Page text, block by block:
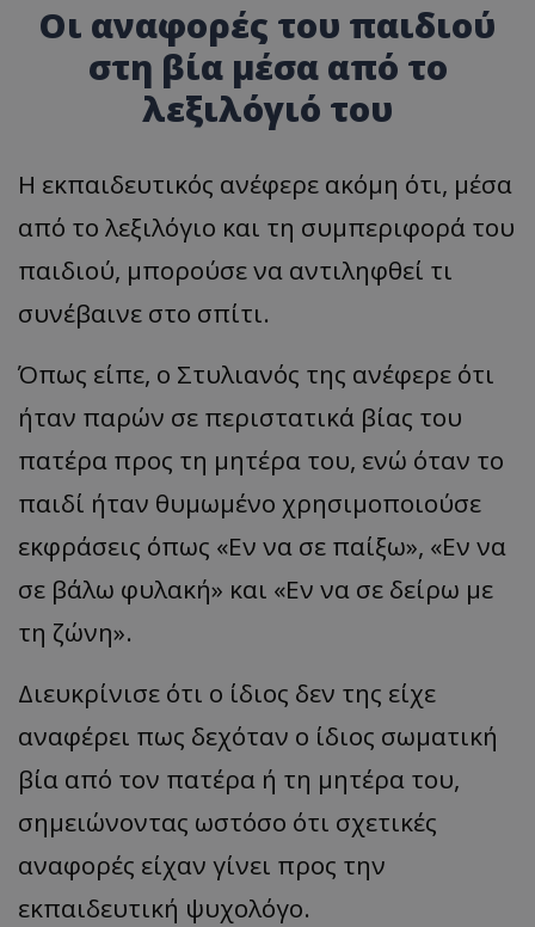
Οι αναφορές του παιδιού
στη βία μέσα από το
λεξιλόγιό του
Η εκπαιδευτικός ανέφερε ακόμη ότι, μέσα
από το λεξιλόγιο και τη συμπεριφορά του
παιδιού, μπορούσε να αντιληφθεί τι
συνέβαινε στο σπίτι.
Όπως είπε, ο Στυλιανός της ανέφερε ότι
ήταν παρών σε περιστατικά βίας του
πατέρα προς τη μητέρα του, ενώ όταν το
παιδί ήταν θυμωμένο χρησιμοποιούσε
εκφράσεις όπως «Εν να σε παίξω», «Εν να
σε βάλω φυλακή» και «Εν να σε δείρω με
τη ζώνη».
Διευκρίνισε ότι ο ίδιος δεν της είχε
αναφέρει πως δεχόταν ο ίδιος σωματική
βία από τον πατέρα ή τη μητέρα του,
σημειώνοντας ωστόσο ότι σχετικές
αναφορές είχαν γίνει προς την
εκπαιδευτική ψυχολόγο.